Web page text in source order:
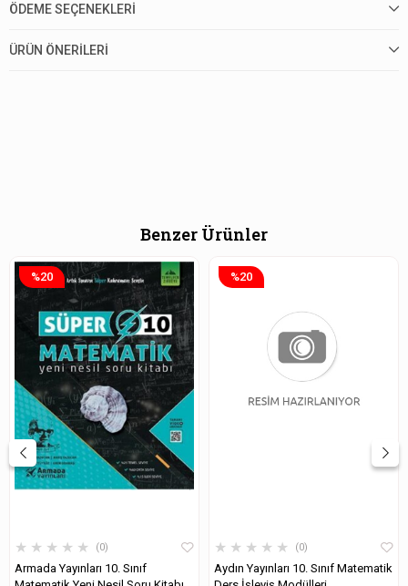
ÖDEME SEÇENEKLERI
ÜRÜN ÖNERILERI
Benzer Ürünler
★ ★ ★ ★ ★ 0
Armada Yayınları 10. Sınıf
%20
★ ★ ★ ★ ★ 0
Aydın Yayınları 10. Sınıf Matematik
%20